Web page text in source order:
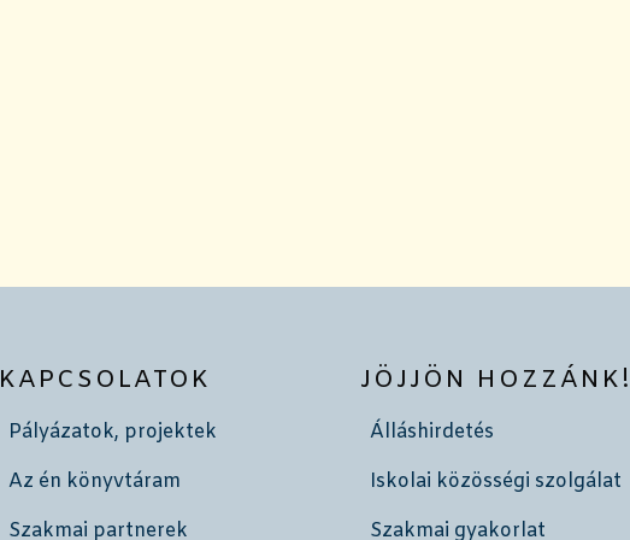
KAPCSOLATOK
Pályázatok, projektek
Az én könyvtáram
Szakmai partnerek
JÖJJÖN
Álláshirdetés
Iskolai közösségi szolgálat
Szakmai gyakorlat